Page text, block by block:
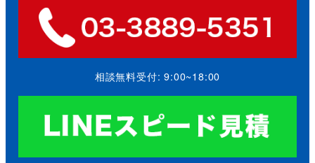
相談無料受付: 9:00~18:00